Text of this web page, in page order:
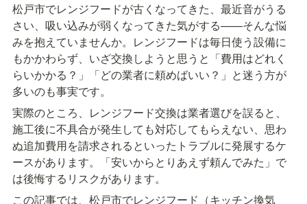
松戸市でレンジフードが古くなってきた、最近音がうる
さい、吸い込みが弱くなってきた気がする——そんな悩
みを抱えていませんか。レンジフードは毎日使う設備に
もかかわらず、いざ交換しようと思うと「費用はどれく
らいかかる？」「どの業者に頼めばいい？」と迷う方が
多いのも事実です。
実際のところ、レンジフード交換は業者選びを誤ると、
施工後に不具合が発生しても対応してもらえない、思わ
ぬ追加費用を請求されるといったトラブルに発展するケ
ースがあります。「安いからとりあえず頼んでみた」で
は後悔するリスクがあります。
この記事では、松戸市でレンジフード（キッチン換気